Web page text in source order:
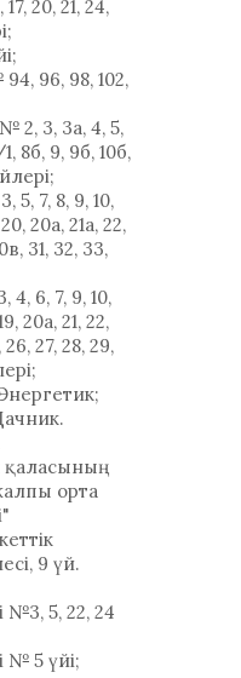
17, 20, 21, 24,
96, 98, 102,
2, 3, 3а, 4, 5,
8б, 9, 9б, 10б,
5, 7, 8, 9, 10,
20, 20а, 21a, 22,
31, 32, 33,
6, 7, 9, 10,
20а, 21, 22,
27, 28, 29,
қаласының
орта
9 үй.
№3, 5, 22, 24
№ 5 үйі;